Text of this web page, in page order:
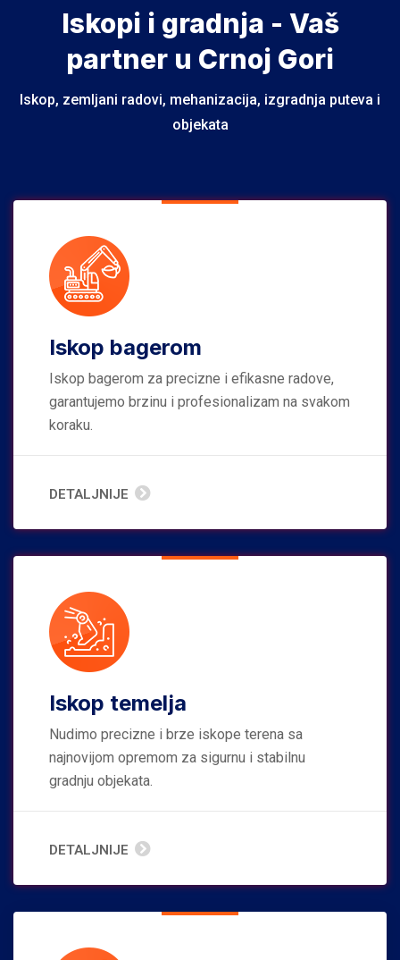
Iskopi i gradnja - Vaš
partner u Crnoj Gori
Iskop, zemljani radovi, mehanizacija, izgradnja puteva i
objekata
Iskop bagerom
Iskop bagerom za precizne i efikasne radove,
garantujemo brzinu i profesionalizam na svakom
koraku.
DETALJNIJE
Iskop temelja
Nudimo precizne i brze iskope terena sa
najnovijom opremom za sigurnu i stabilnu
gradnju objekata.
DETALJNIJE